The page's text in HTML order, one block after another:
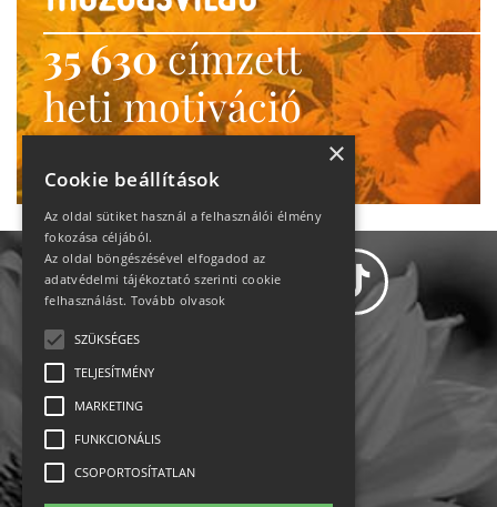
35 630címzett
heti motiváció
Ne maradj le!
Impresszum-kapcsolat
×
Cookie beállítások
Az oldal sütiket használ a felhasználói élmény
fokozása céljából.
Az oldal böngészésével elfogadod az
adatvédelmi tájékoztató szerinti cookie
felhasználást. Tovább olvasok
SZÜKSÉGES
TELJESÍTMÉNY
MARKETING
FUNKCIONÁLIS
CSOPORTOSÍTATLAN